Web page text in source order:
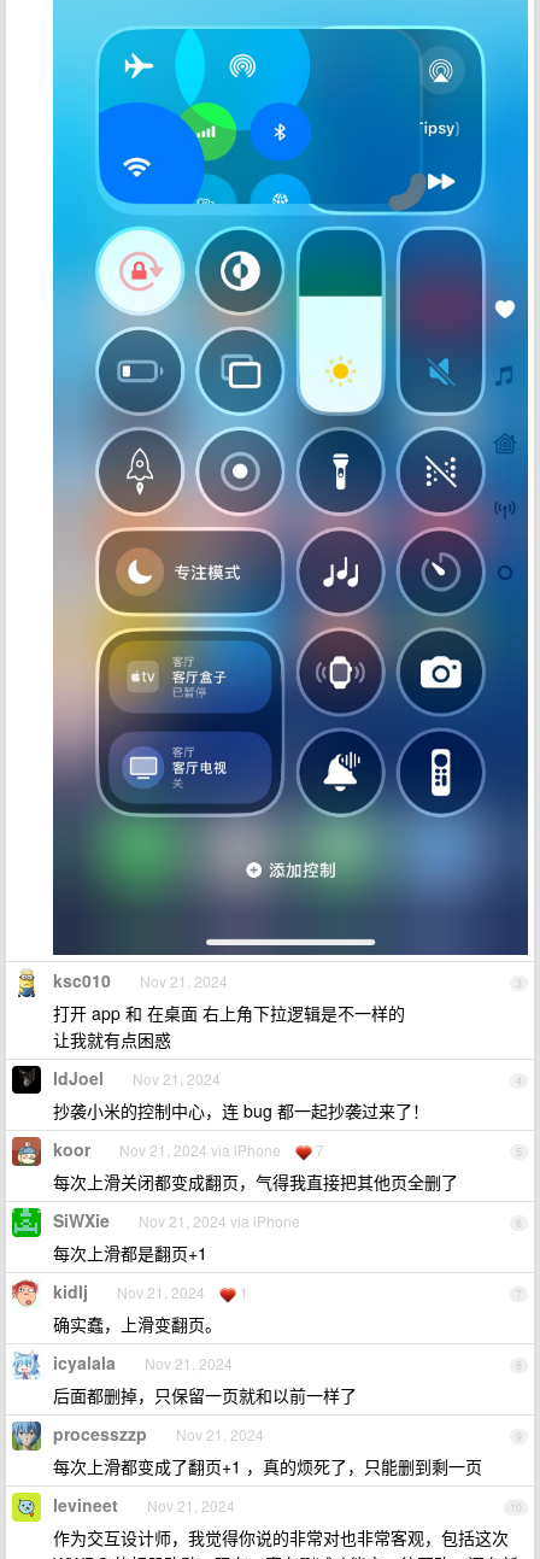
3
ksc010 Nov 21, 2024
打开 app 和 在桌面 右上角下拉逻辑是不一样的
让我就有点困惑
4
IdJoel Nov 21, 2024
抄袭小米的控制中心，连 bug 都一起抄袭过来了！
5
koor Nov 21, 2024 via iPhone 7
每次上滑关闭都变成翻页，气得我直接把其他页全删了
6
SiWXie Nov 21, 2024 via iPhone
每次上滑都是翻页+1
7
kidlj Nov 21, 2024 1
确实蠢，上滑变翻页。
8
icyalala Nov 21, 2024
后面都删掉，只保留一页就和以前一样了
9
processzzp Nov 21, 2024
每次上滑都变成了翻页+1 ，真的烦死了，只能删到剩一页
10
levineet Nov 21, 2024
作为交互设计师，我觉得你说的非常对也非常客观，包括这次